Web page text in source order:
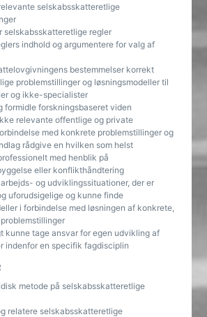
selskabsskatteretlige
selskabsskatteretlige regler
indhold og argumentere for valg af
bestemmelser korrekt
problemstillinger og løsningsmodeller til
og ikke-specialister
formidle forskningsbaseret viden
relevante offentlige og private
med konkrete problemstillinger og
rådgive en hvilken som helst
med henblik på
eller konflikthåndtering
og udviklingssituationer, der er
uforudsigelige og kunne finde
i forbindelse med løsningen af konkrete,
kunne tage ansvar for egen udvikling af
indenfor en specifik fagdisciplin
metode på selskabsskatteretlige
relatere selskabsskatteretlige